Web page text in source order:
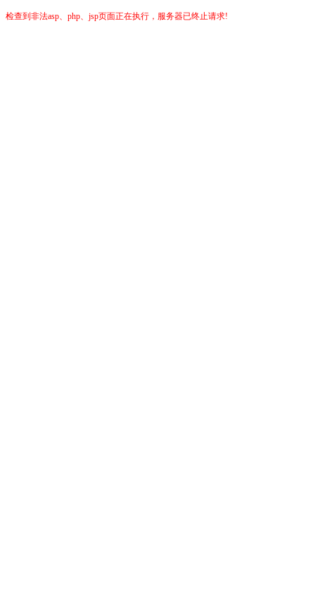
检查到非法asp、php、jsp页面正在执行，服务器已终止请求!